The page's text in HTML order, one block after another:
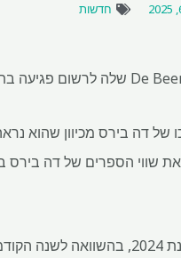
חדשות
של דה בירס מכיוון שהוא